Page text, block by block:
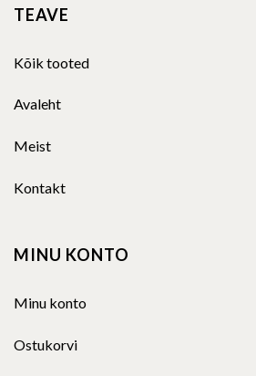
TEAVE
Kõik tooted
Avaleht
Meist
Kontakt
MINU KONTO
Minu konto
Ostukorvi